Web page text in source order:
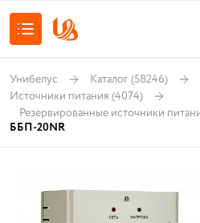
Унибелус Каталог (58246)
Источники питания (4074)
Резервированные источники
ББП-20NR